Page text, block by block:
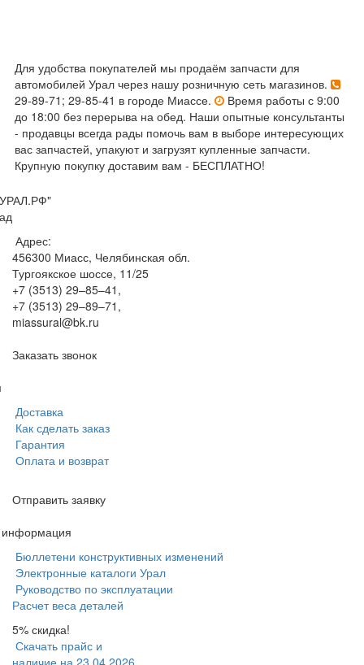
Для удобства покупателей мы продаём запчасти для
автомобилей Урал через нашу розничную сеть магазинов.
29-89-71; 29-85-41 в городе Миассе.
Время работы с 9:00
до 18:00 без перерыва на обед. Наши опытные консультанты
- продавцы всегда рады помочь вам в выборе интересующих
вас запчастей, упакуют и загрузят купленные запчасти.
Крупную покупку доставим вам - БЕСПЛАТНО!
Адрес:
456300 Миасс, Челябинская обл.
Тургоякское шоссе, 11/25
+7 (3513) 29–85–41 ,
+7 (3513) 29–89–71 ,
miassural@bk.ru
Заказать звонок
Доставка
Как сделать заказ
Гарантия
Оплата и возврат
Отправить заявку
информация
Бюллетени конструктивных изменений
Электронные каталоги Урал
Руководство по эксплуатации
Расчет веса деталей
5% скидка!
Скачать прайс и
наличие на 23.04.2026